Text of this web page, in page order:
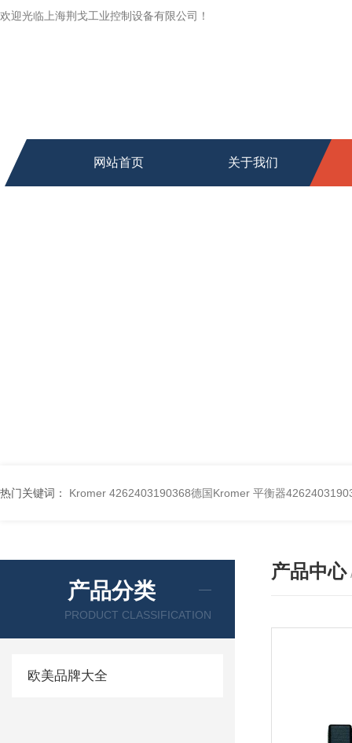
欢迎光临上海荆戈工业控制设备有限公司！
网站首页 关于我们
热门关键词： Kromer 4262403190368德国Kromer 平衡器
产品分类
PRODUCT CLASSIFICATION
欧美品牌大全
产品中心